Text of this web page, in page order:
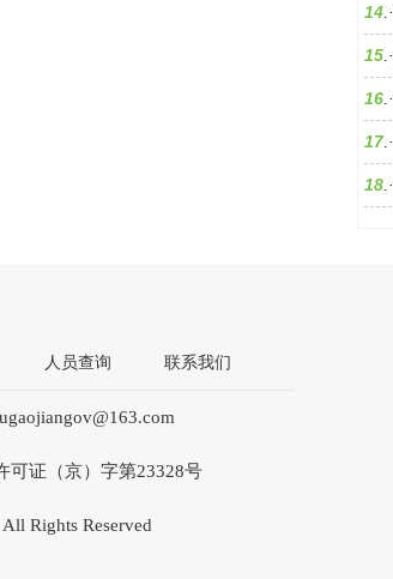
14.·
15.·
16.·
17.·
18.·
人员查询 联系我们
可证（京）字第23328号
Rights Reserved